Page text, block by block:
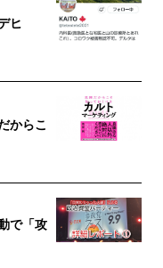
ヒ
からこ
で「攻